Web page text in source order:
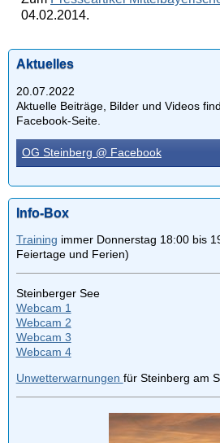
04.02.2014.
Aktuelles
20.07.2022
Aktuelle Beiträge, Bilder und Videos
Facebook-Seite.
OG Steinberg @ Facebook
Info-Box
Training immer Donnerstag 18:00 bis
Feiertage und Ferien)
Steinberger See
Webcam 1
Webcam 2
Webcam 3
Webcam 4
Unwetterwarnungen für Steinberg am